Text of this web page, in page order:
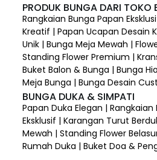
PRODUK BUNGA DARI TOKO
Rangkaian Bunga Papan
Kreatif | Papan Ucapan Desain
Unik | Bunga Meja Mewah |
Standing Flower Premium |
Buket Balon & Bunga | Bunga
Meja Bunga | Bunga Desain
BUNGA DUKA & SIMPATI
Papan Duka Elegan |
Eksklusif | Karangan Turut
Mewah | Standing Flower
Rumah Duka | Buket Doa &